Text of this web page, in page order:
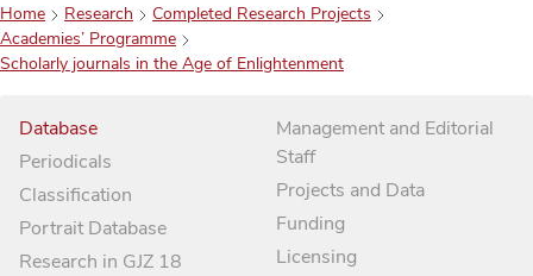
Home Research
Completed Research Projects
Academies’ Programme
Scholarly journals in the Age of Enlightenment
Database
Periodicals
Classification
Portrait Database
Research in GJZ 18
Management and Editorial
Staff
Projects and Data
Funding
Licensing